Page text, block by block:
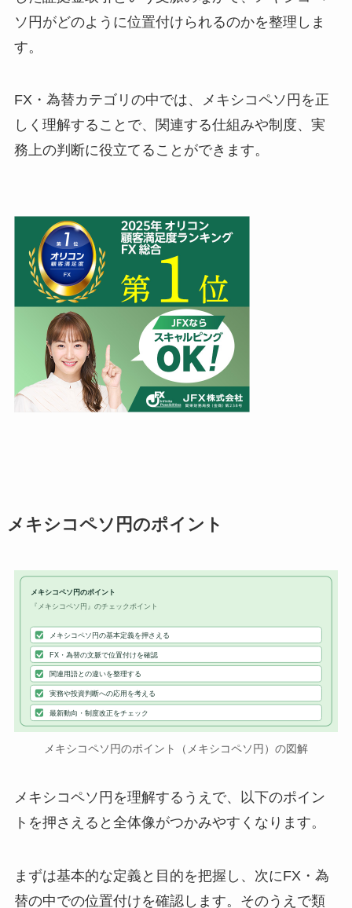
ソ円がどのように位置付けられるのかを整理しま
す。
FX・為替カテゴリの中では、メキシコペソ円を正
しく理解することで、関連する仕組みや制度、実
務上の判断に役立てることができます。
メキシコペソ円のポイント
メキシコペソ円のポイント
『メキシコペソ円』のチェックポイント
メキシコペソ円の基本定義を押さえる
FX・為替の文脈で位置付けを確認
関連用語との違いを整理する
実務や投資判断への応用を考える
最新動向・制度改正をチェック
メキシコペソ円のポイント（メキシコペソ円）の図解
メキシコペソ円を理解するうえで、以下のポイン
トを押さえると全体像がつかみやすくなります。
まずは基本的な定義と目的を把握し、次にFX・為
替の中での位置付けを確認します。そのうえで類